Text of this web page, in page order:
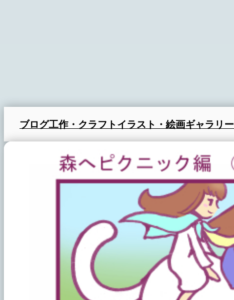
ブログ工作・クラフトイラスト・絵画ギャラリー